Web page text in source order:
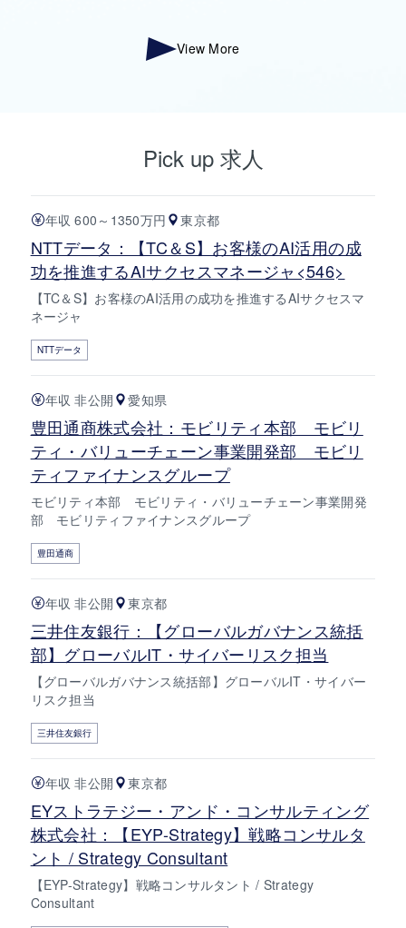
View More
Pick up 求人
年収 600～1350万円 東京都
NTTデータ：【TC＆S】お客様のAI活用の成
功を推進するAIサクセスマネージャ<546>
【TC＆S】お客様のAI活用の成功を推進するAIサクセスマ
ネージャ
NTTデータ
年収 非公開 愛知県
豊田通商株式会社：モビリティ本部 モビリ
ティ・バリューチェーン事業開発部 モビリ
ティファイナンスグループ
モビリティ本部 モビリティ・バリューチェーン事業開発
部 モビリティファイナンスグループ
豊田通商
年収 非公開 東京都
三井住友銀行：【グローバルガバナンス統括
部】グローバルIT・サイバーリスク担当
【グローバルガバナンス統括部】グローバルIT・サイバー
リスク担当
三井住友銀行
年収 非公開 東京都
EYストラテジー・アンド・コンサルティング
株式会社：【EYP-Strategy】戦略コンサルタ
ント / Strategy Consultant
【EYP-Strategy】戦略コンサルタント / Strategy
Consultant